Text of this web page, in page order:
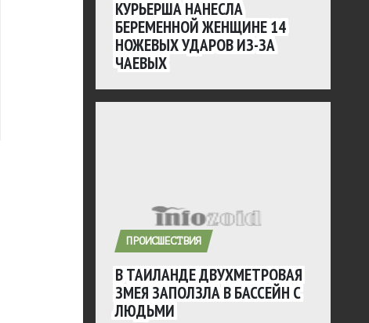
КУРЬЕРША НАНЕСЛА
БЕРЕМЕННОЙ ЖЕНЩИНЕ 14
НОЖЕВЫХ УДАРОВ ИЗ-ЗА
ЧАЕВЫХ
ПРОИСШЕСТВИЯ
В ТАИЛАНДЕ ДВУХМЕТРОВАЯ
ЗМЕЯ ЗАПОЛЗЛА В БАССЕЙН С
ЛЮДЬМИ